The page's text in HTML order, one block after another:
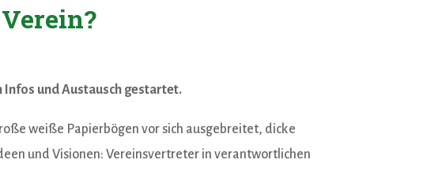
Infos und Austausch gestartet.
weiße Papierbögen vor sich ausgebreitet, dicke
und Visionen: Vereinsvertreter in verantwortlichen